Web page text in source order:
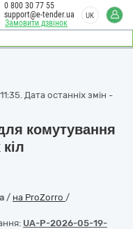
Замовити дзвінок
0 800 30 77 55
support@e-tender.ua
UK
Дата останніх змін -
комутування
/ на ProZorro /
UA-P-2026-05-19-